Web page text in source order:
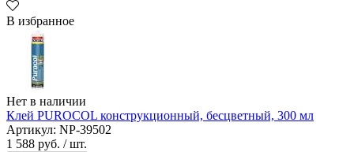
В избранное
Нет в наличии
Клей PUROCOL конструкционный, бесцветный, 300 мл
Артикул: NP-39502
1 588 руб. / шт.